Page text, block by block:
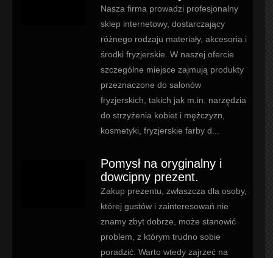
Nasza firma prowadzi profesjonalny
sklep internetowy, dostarczający
różnego rodzaju materiały, akcesoria i
środki fryzjerskie. W naszej ofercie
szczególne miejsce zajmują produkty
przeznaczone do salonów
fryzjerskich, takich jak m.in. narzędzia
do strzyżenia kobiet i mężczyzn,
kosmetyki, fryzjerskie farby d...
Pomysł na oryginalny i
dowcipny prezent.
Zakup prezentu, zwłaszcza dla osoby,
której gustów i zainteresowań nie
znamy zbyt dobrze, może stanowić
problem, z którym trudno sobie
poradzić. Warto wtedy zajrzeć na